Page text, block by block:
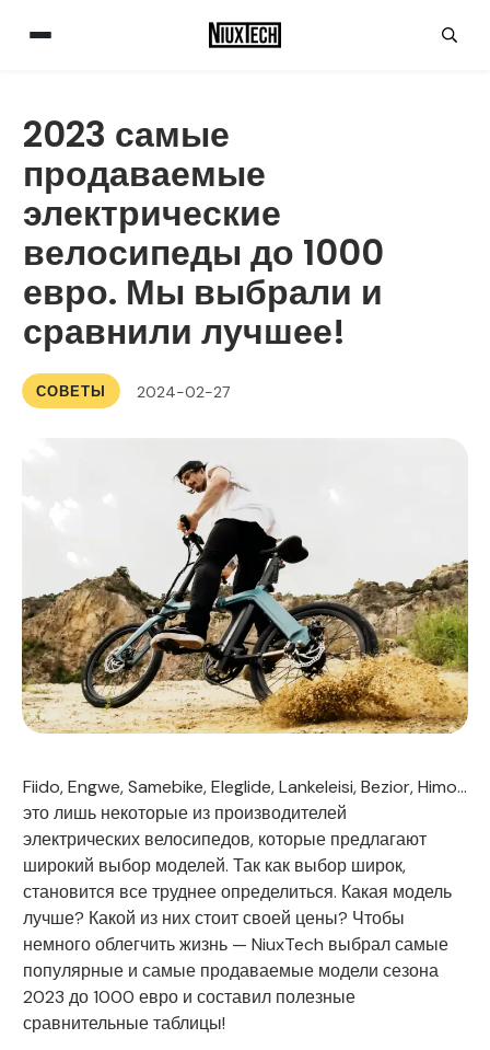
2023 самые
продаваемые
электрические
велосипеды до 1000
евро. Мы выбрали и
сравнили лучшее!
СОВЕТЫ 2024-02-27
Fiido, Engwe, Samebike, Eleglide, Lankeleisi, Bezior, Himo...
это лишь некоторые из производителей
электрических велосипедов, которые предлагают
широкий выбор моделей. Так как выбор широк,
становится все труднее определиться. Какая модель
лучше? Какой из них стоит своей цены? Чтобы
немного облегчить жизнь — NiuxTech выбрал самые
популярные и самые продаваемые модели сезона
2023 до 1000 евро и составил полезные
сравнительные таблицы!